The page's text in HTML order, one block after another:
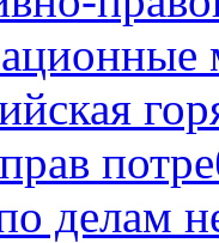
делам